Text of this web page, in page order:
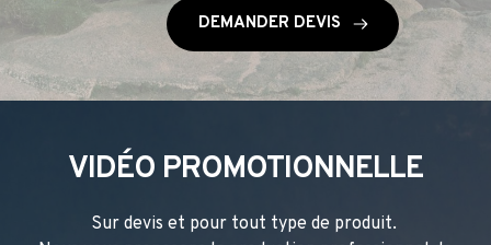
DEMANDER DEVIS
VIDÉO PROMOTIONNELLE
Sur devis et pour tout type de produit.